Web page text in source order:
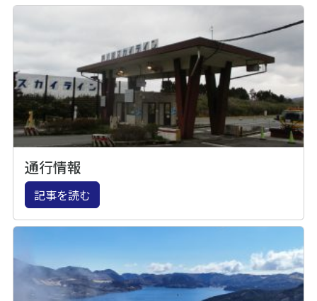
通行情報
記事を読む